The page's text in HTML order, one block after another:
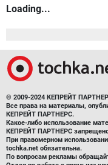
Loading...
© 2009-2024 КЕПРЕЙТ
Все права на материалы,
КЕПРЕЙТ ПАРТНЕРС.
Какое-либо использование
КЕПРЕЙТ ПАРТНЕРС
При правомерном
tochka.net обязательна.
По вопросам рекламы